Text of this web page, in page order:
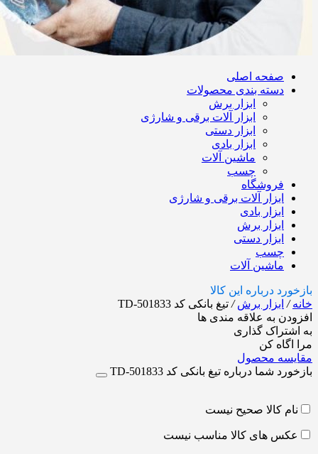
صفحه اصلی
دسته بندی محصولات
ابزار برش
ابزار آلات برقی و شارژی
ابزار دستی
ابزار بادی
ماشین آلات
چسب
فروشگاه
ابزار آلات برقی و شارژی
ابزار بادی
ابزار برش
ابزار دستی
چسب
ماشین آلات
بازخورد درباره این کالا
خانه/ ابزار برش/ تیغ بانکی کد TD-501833
افزودن به علاقه مندی ها
به اشتراک گذاری
مرا اگاه کن
مقایسه محصول
بازخورد شما درباره تیغ بانکی کد TD-501833
نام کالا صحیح نیست
عکس های کالا مناسب نیست